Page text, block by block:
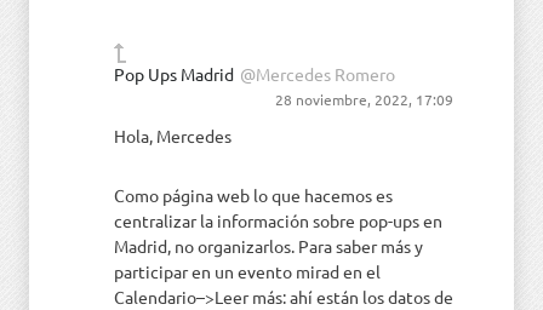
Pop Ups Madrid @Mercedes Romero
28 noviembre, 2022, 17:09
Hola, Mercedes
Como página web lo que hacemos es
centralizar la información sobre pop-ups en
Madrid, no organizarlos. Para saber más y
participar en un evento mirad en el
Calendario–>Leer más: ahí están los datos de